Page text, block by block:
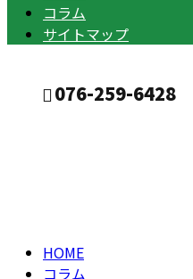
コラム
サイトマップ
076-259-6428
HOME
コラム